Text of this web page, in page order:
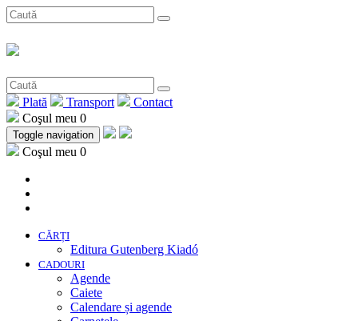
Plată Transport
Contact
Coşul meu 0
Toggle navigation
Coşul meu 0
CĂRȚI
Editura Gutenberg Kiadó
CADOURI
Agende
Caiete
Calendare și agende